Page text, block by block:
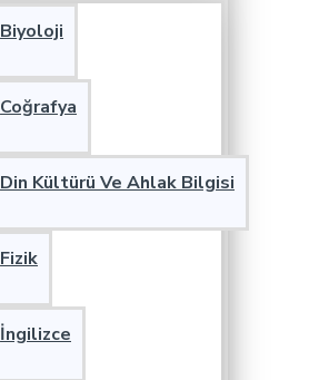
Biyoloji
Coğrafya
Din Kültürü Ve Ahlak Bilgisi
Fizik
İngilizce